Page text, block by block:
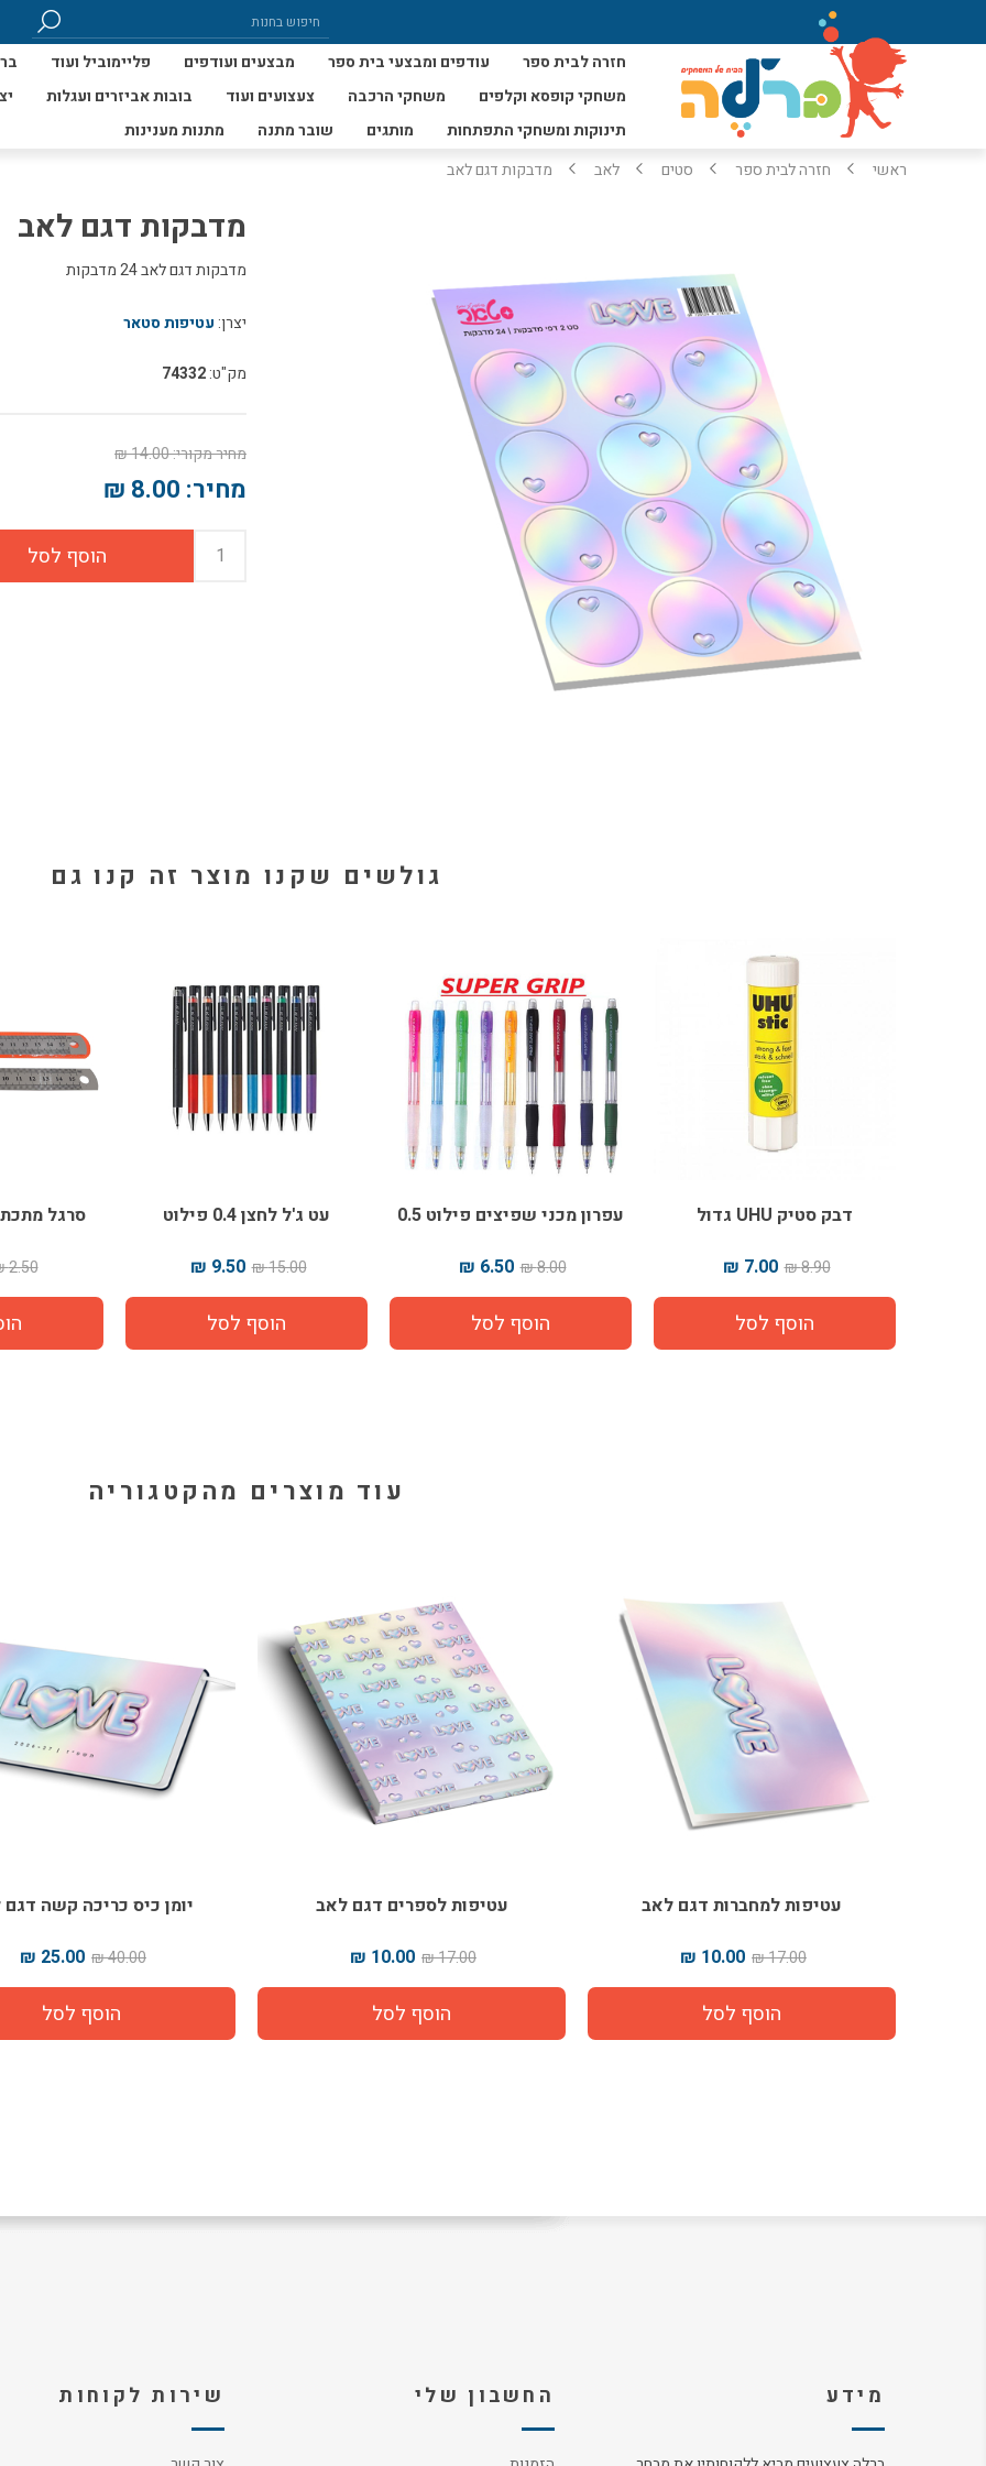
חזרה לבית ספר עודפים ומבצעי בית ספר מבצעים ועודפים פליימוביל ועוד
משחקי קופסא וקלפים
משחקי הרכבה צעצועים ועוד בובות אביזרים ועגלות
תינוקות ומשחקי התפתחות
מותגים שובר מתנה
מתנות מענינות
ראשי
חזרה לבית ספר סטים לאב מדבקות דגם לאב
מדבקות דגם לאב
מדבקות דגם לאב 24 מדבקות
יצרן: עטיפות סטאר
מק"ט:74332
מחיר מקורי:14.00 ₪
מחיר: 8.00 ₪
גולשים שקנו מוצר זה קנו גם
דבק סטיק UHU גדול
8.90 ₪
7.00 ₪
עפרון מכני שפיצים פילוט 0.5
8.00 ₪
6.50 ₪
עט ג'ל לחצן 0.4 פילוט
15.00 ₪
9.50 ₪
2.50 ₪
עוד מוצרים מהקטגוריה
עטיפות למחברות דגם לאב
17.00 ₪
10.00 ₪
עטיפות לספרים דגם לאב
17.00 ₪
10.00 ₪
יומן כיס כריכה קשה
40.00 ₪
25.00 ₪
מידע החשבון שלי שירות לקוחות